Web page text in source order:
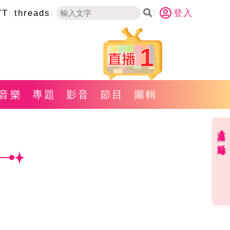
threads 登入
1
樂 專題 影音 節目 圖輯
直播✦活動